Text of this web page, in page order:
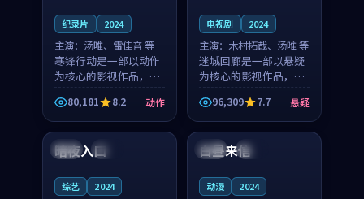
纪录片 2024
主演： 汤唯、雷佳音 等
寒锋行动是一部以动作
为核心的影视作品，围
绕危机、反转与人物成
长展开，整体节奏紧
凑，值得推荐观看。
80,181 8.2 动作
电视剧 2024
主演： 木村拓哉、汤唯 等
迷城回廊是一部以悬疑
为核心的影视作品，围
绕危机、反转与人物成
长展开，整体节奏紧
凑，值得推荐观看。
96,309 7.7 悬疑
英国 院线
暗夜入口
综艺 2024
中国 杜比
白昼来信
动漫 2024